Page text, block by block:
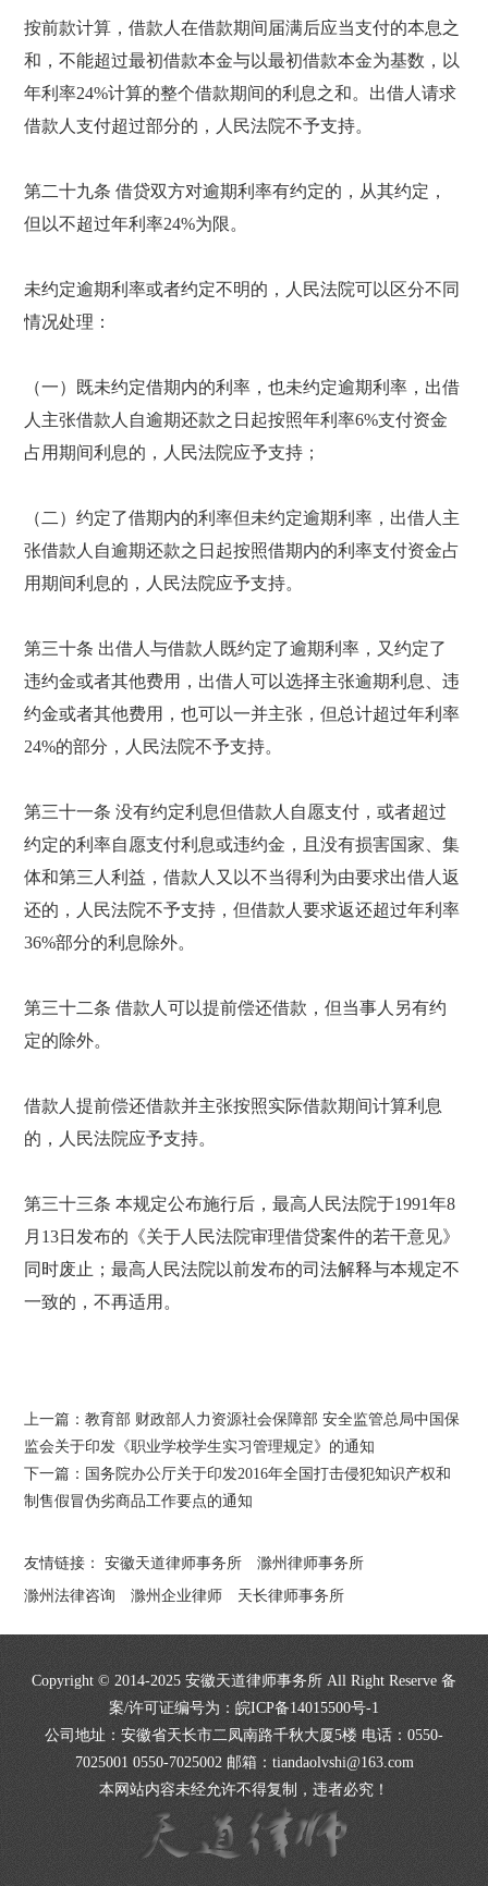
按前款计算，借款人在借款期间届满后应当支付的本息之
和，不能超过最初借款本金与以最初借款本金为基数，以
年利率24%计算的整个借款期间的利息之和。出借人请求
借款人支付超过部分的，人民法院不予支持。
第二十九条 借贷双方对逾期利率有约定的，从其约定，
但以不超过年利率24%为限。
未约定逾期利率或者约定不明的，人民法院可以区分不同
情况处理：
（一）既未约定借期内的利率，也未约定逾期利率，出借
人主张借款人自逾期还款之日起按照年利率6%支付资金
占用期间利息的，人民法院应予支持；
（二）约定了借期内的利率但未约定逾期利率，出借人主
张借款人自逾期还款之日起按照借期内的利率支付资金占
用期间利息的，人民法院应予支持。
第三十条 出借人与借款人既约定了逾期利率，又约定了
违约金或者其他费用，出借人可以选择主张逾期利息、违
约金或者其他费用，也可以一并主张，但总计超过年利率
24%的部分，人民法院不予支持。
第三十一条 没有约定利息但借款人自愿支付，或者超过
约定的利率自愿支付利息或违约金，且没有损害国家、集
体和第三人利益，借款人又以不当得利为由要求出借人返
还的，人民法院不予支持，但借款人要求返还超过年利率
36%部分的利息除外。
第三十二条 借款人可以提前偿还借款，但当事人另有约
定的除外。
借款人提前偿还借款并主张按照实际借款期间计算利息
的，人民法院应予支持。
第三十三条 本规定公布施行后，最高人民法院于1991年8
月13日发布的《关于人民法院审理借贷案件的若干意见》
同时废止；最高人民法院以前发布的司法解释与本规定不
一致的，不再适用。
上一篇：教育部 财政部人力资源社会保障部 安全监管总局中国保
监会关于印发《职业学校学生实习管理规定》的通知
下一篇： 国务院办公厅关于印发2016年全国打击侵犯知识产权和
制售假冒伪劣商品工作要点的通知
友情链接：安徽天道律师事务所
滁州律师事务所
滁州法律咨询
滁州企业律师 天长律师事务所
Copyright © 2014-2025 安徽天道律师事务所 All Right Reserve 备
案/许可证编号为： 皖ICP备14015500号-1
公司地址：安徽省天长市二凤南路千秋大厦5楼 电话：0550-
7025001 0550-7025002 邮箱：tiandaolvshi@163.com
本网站内容未经允许不得复制，违者必究！